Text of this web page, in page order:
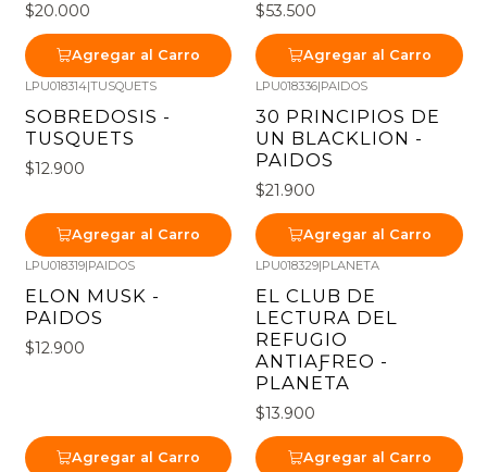
$20.000
Agregar al Carro
$53.500
Agregar al Carro
LPU018314|TUSQUETS
SOBREDOSIS -
TUSQUETS
$12.900
Agregar al Carro
LPU018336|PAIDOS
30 PRINCIPIOS DE
UN BLACKLION -
PAIDOS
$21.900
Agregar al Carro
LPU018319|PAIDOS
ELON MUSK -
PAIDOS
$12.900
Agregar al Carro
LPU018329|PLANETA
EL CLUB DE
LECTURA DEL
REFUGIO
ANTIAƑREO -
PLANETA
$13.900
Agregar al Carro